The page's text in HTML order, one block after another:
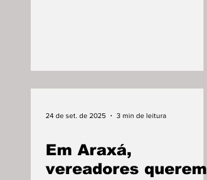
24 de set. de 2025 3 min de leitura
Em Araxá,
vereadores querem